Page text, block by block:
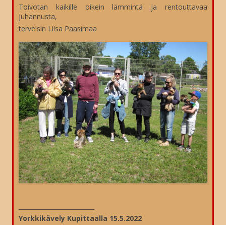
Toivotan kaikille oikein lämmintä ja rentouttavaa
juhannusta,
terveisin Liisa Paasimaa
Yorkkikävely Kupittaalla 15.5.2022